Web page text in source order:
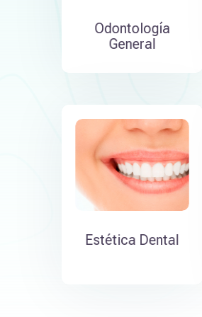
Odontología
General
Estética Dental